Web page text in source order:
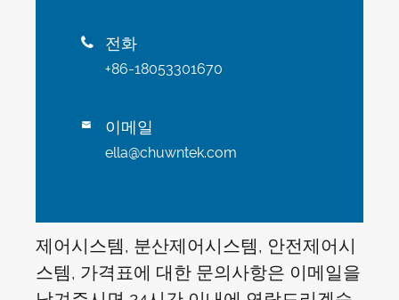
 전화
+86-18053301670
 이메일
ella@chuwntek.com
제어시스템, 분산제어시스템, 안전제어시
스템, 가격표에 대한 문의사항은 이메일을